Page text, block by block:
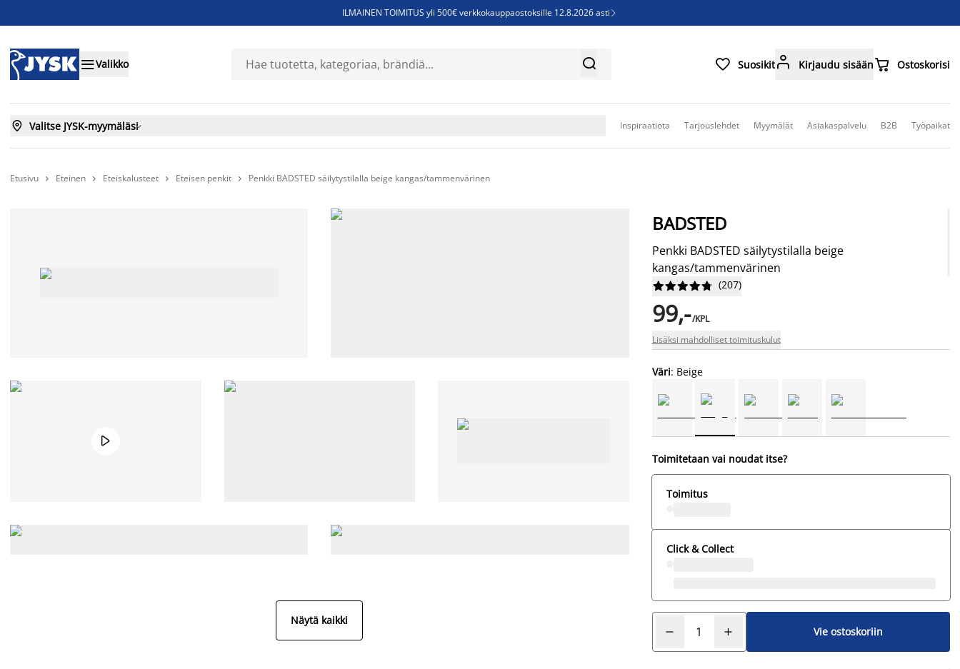
ILMAINEN TOIMITUS yli 500€ verkkokauppaostoksille 12.8.2026 asti 
Sijauspatjoja - Säästä jopa 60%
Valikko   Suosikit Kirjaudu sisään Ostoskorisi
 Valitse JYSK-myymäläsi Inspiraatiota Tarjouslehdet Myymälät Asiakaspalvelu B2B Työpaikat
Etusivu  Eteinen  Eteiskalusteet  Eteisen penkit  Penkki BADSTED säilytystilalla beige kangas/tammenvärinen

Näytä kaikki
BADSTED
Penkki BADSTED säilytystilalla beige
kangas/tammenvärinen





 (207)
99,-/KPL
Lisäksi mahdolliset toimituskulut
Väri: Beige
Toimitetaan vai noudat itse?
Toimitus
Click & Collect
Vie ostoskoriin